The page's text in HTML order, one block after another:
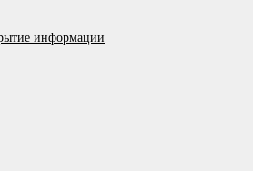
информации